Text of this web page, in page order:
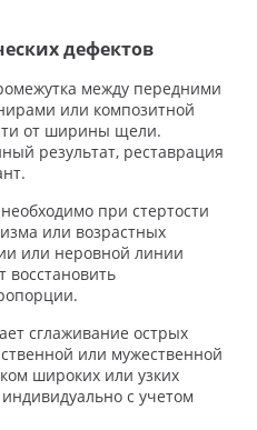
дефектов
между передними
или композитной
от ширины щели.
результат, реставрация
необходимо при стертости
или возрастных
или неровной линии
сглаживание острых
или мужественной
широких или узких
с учетом